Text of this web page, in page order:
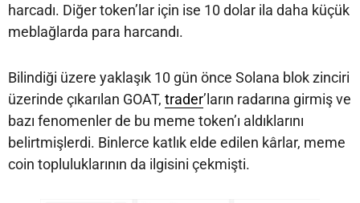
harcadı. Diğer token’lar için ise 10 dolar ila daha küçük
meblağlarda para harcandı.
Bilindiği üzere yaklaşık 10 gün önce Solana blok zinciri
üzerinde çıkarılan GOAT, trader’ların radarına girmiş ve
bazı fenomenler de bu meme token’ı aldıklarını
belirtmişlerdi. Binlerce katlık elde edilen kârlar, meme
coin topluluklarının da ilgisini çekmişti.